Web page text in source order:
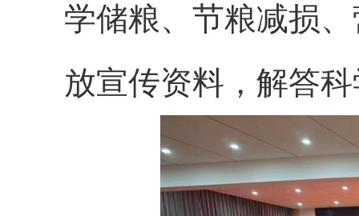
学储粮、节粮减损
放宣传资料，解答